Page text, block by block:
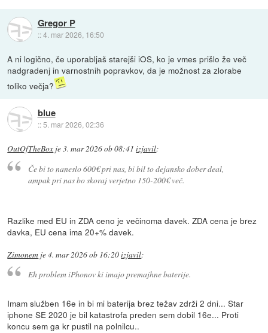
Gregor P
::4. mar 2026, 16:50
A ni logično, če uporabljaš starejši iOS, ko je vmes prišlo že več
nadgradenj in varnostnih popravkov, da je možnost za zlorabe
toliko večja?
blue
::5. mar 2026, 02:36
OutOfTheBox je3. mar 2026 ob 08:41 izjavil:
Če bi to naneslo 600€ pri nas, bi bil to dejansko dober deal,
ampak pri nas bo skoraj verjetno 150-200€ več.
Razlike med EU in ZDA ceno je večinoma davek. ZDA cena je brez
davka, EU cena ima 20+% davek.
Zimonem je4. mar 2026 ob 16:20izjavil:
Eh problem iPhonov ki imajo premajhne baterije.
Imam služben 16e in bi mi baterija brez težav zdrži 2 dni... Star
iphone SE 2020 je bil katastrofa preden sem dobil 16e... Proti
koncu sem ga kr pustil na polnilcu..